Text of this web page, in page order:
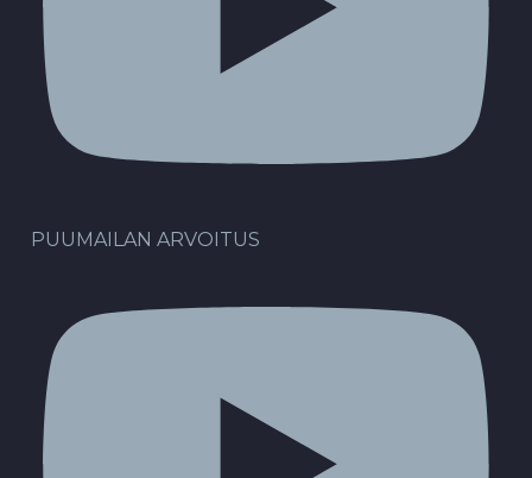
PUUMAILAN ARVOITUS